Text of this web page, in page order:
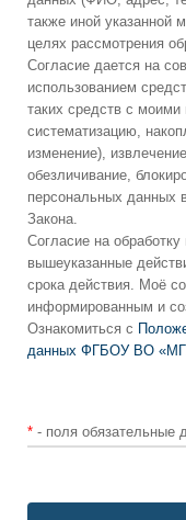
также иной указанной
целях рассмотрения
Согласие дается на
использованием
таких средств с
систематизацию,
изменение),
обезличивание,
персональных данных
Закона.
Согласие на
вышеуказанные
срока действия. Моё
информированным и
Ознакомиться с
данных ФГБОУ ВО
* - поля обязательные